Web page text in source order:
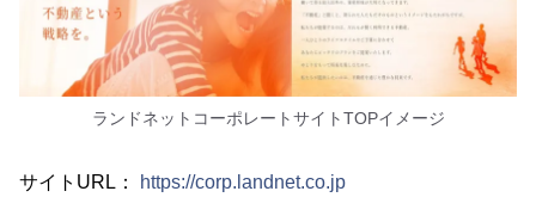
ランドネットコーポレートサイトTOPイメージ
サイトURL： https://corp.landnet.co.jp